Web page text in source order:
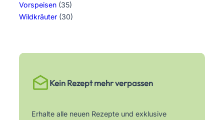
Vorspeisen (35)
Wildkräuter (30)
Kein Rezept mehr verpassen
Erhalte alle neuen Rezepte und exklusive